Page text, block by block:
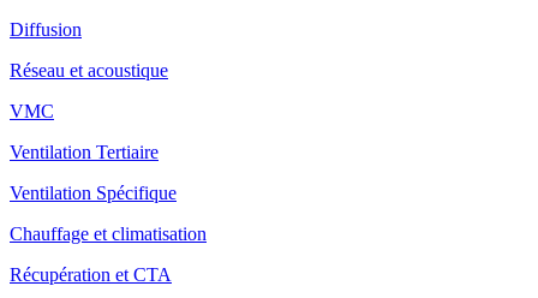
Diffusion
Réseau et acoustique
VMC
Ventilation Tertiaire
Ventilation Spécifique
Chauffage et climatisation
Récupération et CTA